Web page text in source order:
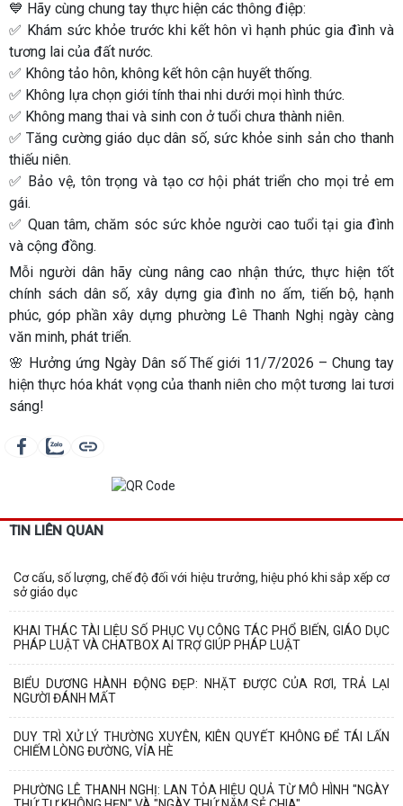
💙 Hãy cùng chung tay thực hiện các thông điệp:
✅ Khám sức khỏe trước khi kết hôn vì hạnh phúc gia đình và
tương lai của đất nước.
✅ Không tảo hôn, không kết hôn cận huyết thống.
✅ Không lựa chọn giới tính thai nhi dưới mọi hình thức.
✅ Không mang thai và sinh con ở tuổi chưa thành niên.
✅ Tăng cường giáo dục dân số, sức khỏe sinh sản cho thanh
thiếu niên.
✅ Bảo vệ, tôn trọng và tạo cơ hội phát triển cho mọi trẻ em
gái.
✅ Quan tâm, chăm sóc sức khỏe người cao tuổi tại gia đình
và cộng đồng.
Mỗi người dân hãy cùng nâng cao nhận thức, thực hiện tốt
chính sách dân số, xây dựng gia đình no ấm, tiến bộ, hạnh
phúc, góp phần xây dựng phường Lê Thanh Nghị ngày càng
văn minh, phát triển.
🌸 Hưởng ứng Ngày Dân số Thế giới 11/7/2026 – Chung tay
hiện thực hóa khát vọng của thanh niên cho một tương lai tươi
sáng!
TIN LIÊN QUAN
Cơ cấu, số lượng, chế độ đối với hiệu trưởng, hiệu phó khi sắp xếp cơ
sở giáo dục
KHAI THÁC TÀI LIỆU SỐ PHỤC VỤ CÔNG TÁC PHỔ BIẾN, GIÁO DỤC
PHÁP LUẬT VÀ CHATBOX AI TRỢ GIÚP PHÁP LUẬT
BIỂU DƯƠNG HÀNH ĐỘNG ĐẸP: NHẶT ĐƯỢC CỦA RƠI, TRẢ LẠI
NGƯỜI ĐÁNH MẤT
DUY TRÌ XỬ LÝ THƯỜNG XUYÊN, KIÊN QUYẾT KHÔNG ĐỂ TÁI LẤN
CHIẾM LÒNG ĐƯỜNG, VỈA HÈ
PHƯỜNG LÊ THANH NGHỊ: LAN TỎA HIỆU QUẢ TỪ MÔ HÌNH "NGÀY